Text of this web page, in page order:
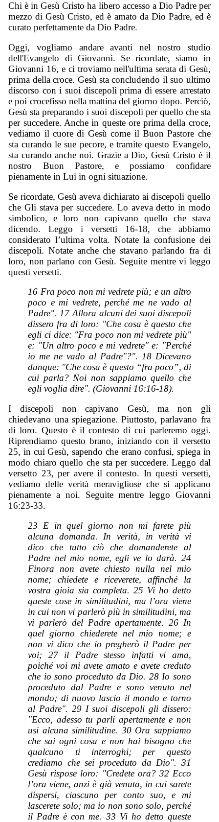
Chi è in Gesù Cristo ha libero accesso a Dio Padre per
mezzo di Gesù Cristo, ed è amato da Dio Padre, ed è
curato perfettamente da Dio Padre.
Oggi, vogliamo andare avanti nel nostro studio
dell'Evangelo di Giovanni. Se ricordate, siamo in
Giovanni 16, e ci troviamo nell'ultima serata di Gesù,
prima della croce. Gesù sta concludendo il suo ultimo
discorso con i suoi discepoli prima di essere arrestato
e poi crocefisso nella mattina del giorno dopo. Perciò,
Gesù sta preparando i suoi discepoli per quello che sta
per succedere. Anche in queste ore prima della croce,
vediamo il cuore di Gesù come il Buon Pastore che
sta curando le sue pecore, e tramite questo Evangelo,
sta curando anche noi. Grazie a Dio, Gesù Cristo è il
nostro Buon Pastore, e possiamo confidare
pienamente in Lui in ogni situazione.
Se ricordate, Gesù aveva dichiarato ai discepoli quello
che Gli stava per succedere. Lo aveva detto in modo
simbolico, e loro non capivano quello che stava
dicendo. Leggo i versetti 16-18, che abbiamo
considerato l’ultima volta. Notate la confusione dei
discepoli. Notate anche che stavano parlando fra di
loro, non parlano con Gesù. Seguite mentre vi leggo
questi versetti.
16 Fra poco non mi vedrete più; e un altro
poco e mi vedrete, perché me ne vado al
Padre". 17 Allora alcuni dei suoi discepoli
dissero fra di loro: "Che cosa è questo che
egli ci dice: "Fra poco non mi vedrete più"
e: "Un altro poco e mi vedrete" e: "Perché
io me ne vado al Padre"?". 18 Dicevano
dunque: "Che cosa è questo “fra poco”, di
cui parla? Noi non sappiamo quello che
egli voglia dire". (Giovanni 16:16-18).
I discepoli non capivano Gesù, ma non gli
chiedevano una spiegazione. Piuttosto, parlavano fra
di loro. Questo è il contesto di cui parleremo oggi.
Riprendiamo questo brano, iniziando con il versetto
25, in cui Gesù, sapendo che erano confusi, spiega in
modo chiaro quello che sta per succedere. Leggo dal
versetto 23, per avere il contesto. In questi versetti,
vediamo delle verità meravigliose che si applicano
pienamente a noi. Seguite mentre leggo Giovanni
16:23-33.
23 E in quel giorno non mi farete più
alcuna domanda. In verità, in verità vi
dico che tutto ciò che domanderete al
Padre nel mio nome, egli ve lo darà. 24
Finora non avete chiesto nulla nel mio
nome; chiedete e riceverete, affinché la
vostra gioia sia completa. 25 Vi ho detto
queste cose in similitudini, ma l’ora viene
in cui non vi parlerò più in similitudini, ma
vi parlerò del Padre apertamente. 26 In
quel giorno chiederete nel mio nome; e
non vi dico che io pregherò il Padre per
voi; 27 il Padre stesso infatti vi ama,
poiché voi mi avete amato e avete creduto
che io sono proceduto da Dio. 28 Io sono
proceduto dal Padre e sono venuto nel
mondo; di nuovo lascio il mondo e torno
al Padre". 29 I suoi discepoli gli dissero:
"Ecco, adesso tu parli apertamente e non
usi alcuna similitudine. 30 Ora sappiamo
che sai ogni cosa e non hai bisogno che
qualcuno ti interroghi; per questo
crediamo che sei proceduto da Dio". 31
Gesù rispose loro: "Credete ora? 32 Ecco
l’ora viene, anzi è già venuta, in cui sarete
dispersi, ciascuno per conto suo, e mi
lascerete solo; ma io non sono solo, perché
il Padre è con me. 33 Vi ho detto queste